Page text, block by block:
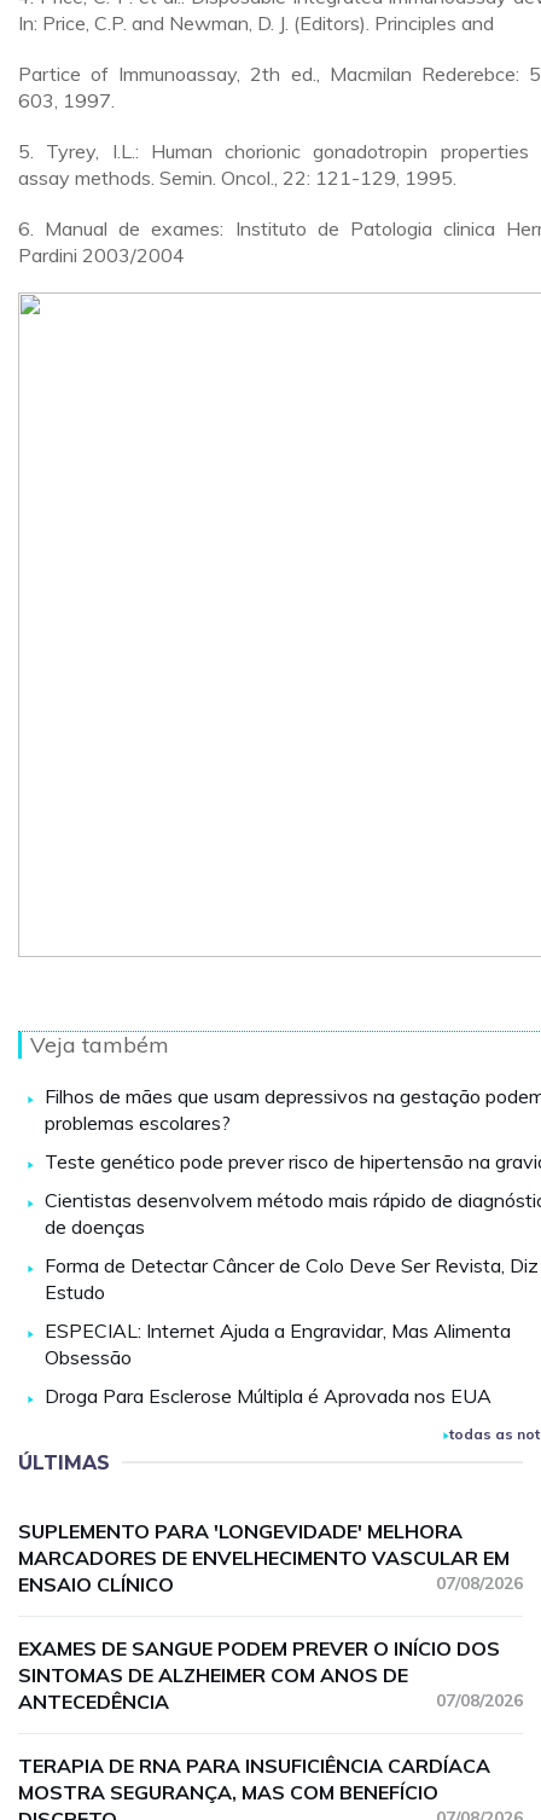
In: Price, C.P. and Newman, D. J. (Editors). Principles and
Partice of Immunoassay, 2th ed., Macmilan Rederebce:
603, 1997.
5. Tyrey, I.L.: Human chorionic gonadotropin properties
assay methods. Semin. Oncol., 22: 121-129, 1995.
6. Manual de exames: Instituto de Patologia clinica
Pardini 2003/2004
Veja também
Filhos de mães que usam depressivos na gestação
problemas escolares?
Teste genético pode prever risco de hipertensão na
Cientistas desenvolvem método mais rápido de
de doenças
Forma de Detectar Câncer de Colo Deve Ser Revista, Diz
Estudo
ESPECIAL: Internet Ajuda a Engravidar, Mas Alimenta
Obsessão
Droga Para Esclerose Múltipla é Aprovada nos EUA
todas as
ÚLTIMAS
SUPLEMENTO PARA 'LONGEVIDADE' MELHORA
MARCADORES DE ENVELHECIMENTO VASCULAR EM
ENSAIO CLÍNICO
07/08/2026
EXAMES DE SANGUE PODEM PREVER O INÍCIO DOS
SINTOMAS DE ALZHEIMER COM ANOS DE
ANTECEDÊNCIA
07/08/2026
TERAPIA DE RNA PARA INSUFICIÊNCIA CARDÍACA
MOSTRA SEGURANÇA, MAS COM BENEFÍCIO